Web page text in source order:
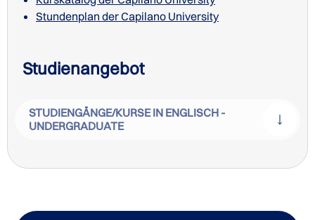
Stundenplan der Capilano University
Studienangebot
STUDIENGÄNGE/KURSE IN ENGLISCH -
UNDERGRADUATE